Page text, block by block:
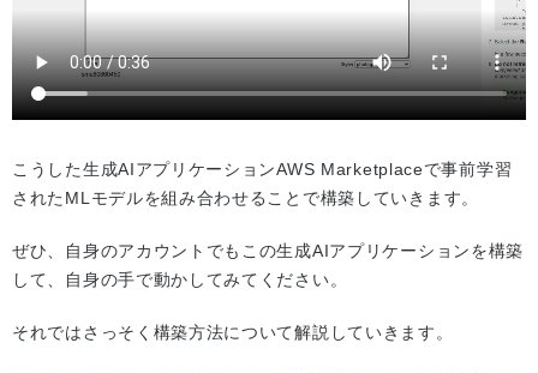
こうした生成AIアプリケーションAWS Marketplaceで事前学習
されたMLモデルを組み合わせることで構築していきます。
ぜひ、自身のアカウントでもこの生成AIアプリケーションを構築
して、自身の手で動かしてみてください。
それではさっそく構築方法について解説していきます。